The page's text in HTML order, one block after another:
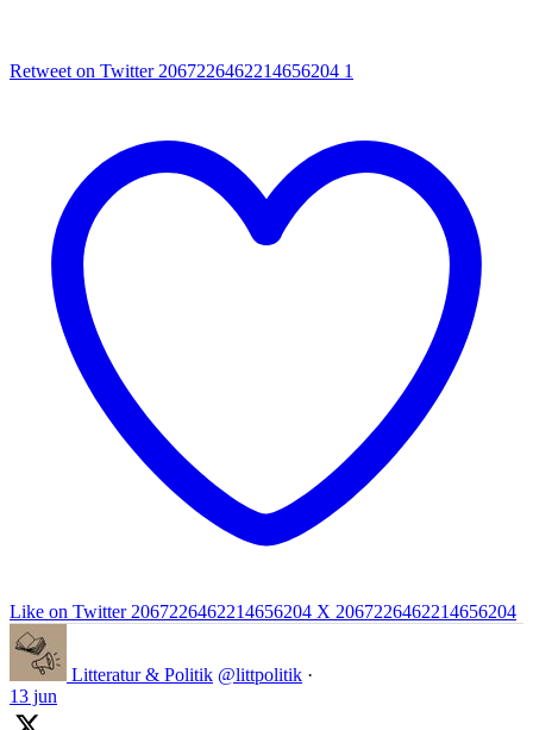
Retweet on Twitter 2067226462214656204 1
Like on Twitter 2067226462214656204 X 2067226462214656204
Litteratur & Politik @littpolitik ·
13 jun